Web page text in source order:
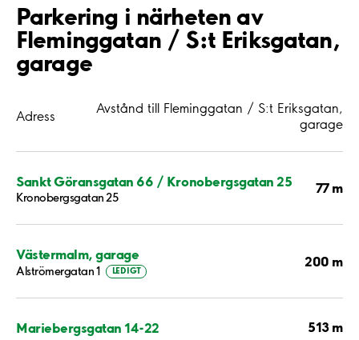
Parkering i närheten av
Fleminggatan / S:t Eriksgatan,
garage
Adress
Avstånd till Fleminggatan / S:t Eriksgatan,
garage
Sankt Göransgatan 66 / Kronobergsgatan 25
Kronobergsgatan 25
77 m
Västermalm, garage
Alströmergatan 1 LEDIGT
200 m
Mariebergsgatan 14-22 513 m